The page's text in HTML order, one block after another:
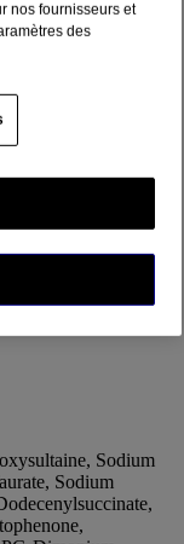
Sodium
Sodium
nos fournisseurs et
des